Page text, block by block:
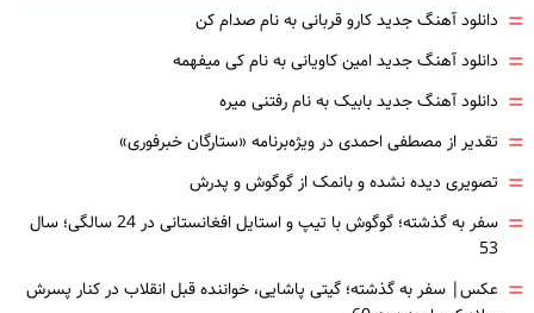
= دانلود آهنگ جدید کارو قربانی به نام صدام کن
= دانلود آهنگ جدید امین کاویانی به نام کی میفهمه
= دانلود آهنگ جدید بابیک به نام رفتنی میره
= تقدیر از مصطفی احمدی در ویژه‌برنامه «ستارگان خبرفوری»
= تصویری دیده نشده و بانمک از گوگوش و پدرش
=
سفر به گذشته؛ گوگوش با تیپ و استایل افغانستانی در 24 سالگی؛ سال
53
= عکس| سفر به گذشته؛ گیتی پاشایی، خواننده قبل انقلاب در کنار پسرش